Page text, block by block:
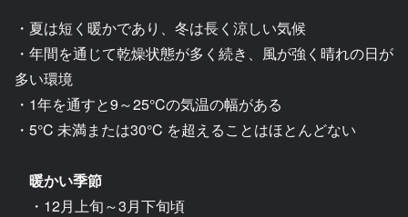
・夏は短く暖かであり、冬は長く涼しい気候
・年間を通じて乾燥状態が多く続き、風が強く晴れの日が
多い環境
・1年を通すと9～25°Cの気温の幅がある
・5°C 未満または30°C を超えることはほとんどない
暖かい季節
・12月上旬～3月下旬頃